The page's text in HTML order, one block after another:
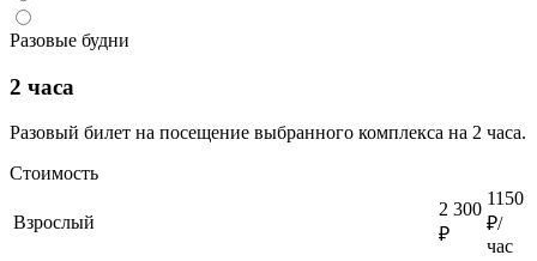
Разовые будни
2 часа
Разовый билет на посещение выбранного комплекса на 2 часа.
Стоимость
Взрослый
2 300
₽
1150
₽/
час